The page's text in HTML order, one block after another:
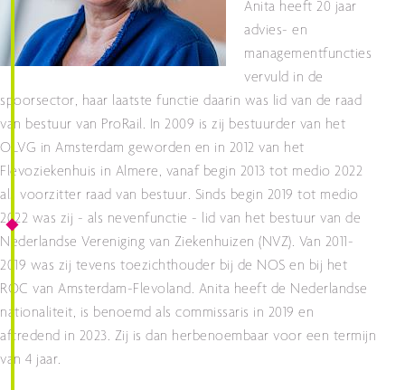
Anita heeft 20 jaar
advies- en
managementfuncties
vervuld in de
spoorsector, haar laatste functie daarin was lid van de raad
van bestuur van ProRail. In 2009 is zij bestuurder van het
OLVG in Amsterdam geworden en in 2012 van het
Flevoziekenhuis in Almere, vanaf begin 2013 tot medio 2022
als voorzitter raad van bestuur. Sinds begin 2019 tot medio
2022 was zij - als nevenfunctie - lid van het bestuur van de
Nederlandse Vereniging van Ziekenhuizen (NVZ). Van 2011-
2019 was zij tevens toezichthouder bij de NOS en bij het
ROC van Amsterdam-Flevoland. Anita heeft de Nederlandse
nationaliteit, is benoemd als commissaris in 2019 en
aftredend in 2023. Zij is dan herbenoembaar voor een termijn
van 4 jaar.